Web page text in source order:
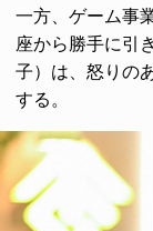
一方、ゲーム事
座から勝手に引
子）は、怒りの
する。